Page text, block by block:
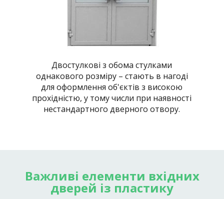
Двостулкові з обома стулками
однакового розміру – стають в нагоді
для оформлення об'єктів з високою
прохідністю, у тому числи при наявності
нестандартного дверного отвору.
Важливі елементи вхідних
дверей із пластику